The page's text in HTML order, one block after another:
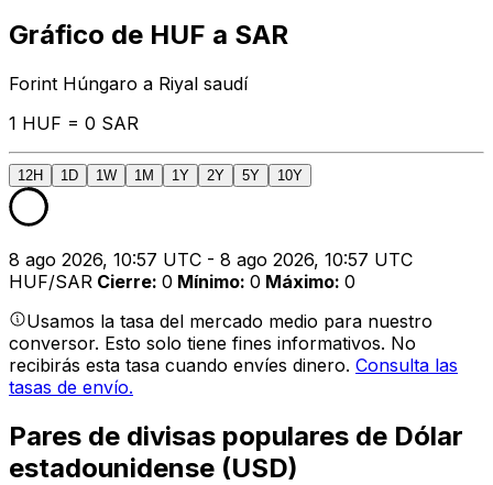
Gráfico de HUF a SAR
Forint Húngaro a Riyal saudí
1 HUF = 0 SAR
12H 1D 1W 1M 1Y 2Y 5Y 10Y
8 ago 2026, 10:57 UTC - 8 ago 2026, 10:57 UTC
HUF/SAR Cierre: 0 Mínimo: 0 Máximo: 0
Usamos la tasa del mercado medio para nuestro
conversor. Esto solo tiene fines informativos. No
recibirás esta tasa cuando envíes dinero. Consulta las
tasas de envío.
Pares de divisas populares de Dólar
estadounidense (USD)